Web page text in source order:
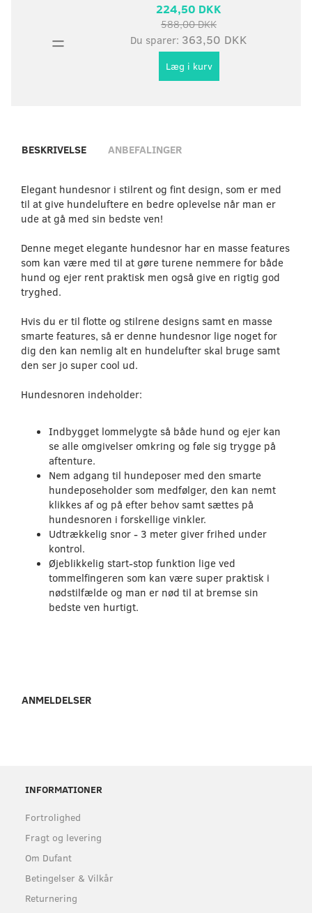
=
224,50 DKK
588,00 DKK
Du sparer: 363,50 DKK
Læg i kurv
BESKRIVELSE ANBEFALINGER
Elegant hundesnor i stilrent og fint design, som er med
til at give hundeluftere en bedre oplevelse når man er
ude at gå med sin bedste ven!
Denne meget elegante hundesnor har en masse features
som kan være med til at gøre turene nemmere for både
hund og ejer rent praktisk men også give en rigtig god
tryghed.
Hvis du er til flotte og stilrene designs samt en masse
smarte features, så er denne hundesnor lige noget for
dig den kan nemlig alt en hundelufter skal bruge samt
den ser jo super cool ud.
Hundesnoren indeholder:
Indbygget lommelygte så både hund og ejer kan
se alle omgivelser omkring og føle sig trygge på
aftenture.
Nem adgang til hundeposer med den smarte
hundeposeholder som medfølger, den kan nemt
klikkes af og på efter behov samt sættes på
hundesnoren i forskellige vinkler.
Udtrækkelig snor - 3 meter giver frihed under
kontrol.
Øjeblikkelig start-stop funktion lige ved
tommelfingeren som kan være super praktisk i
nødstilfælde og man er nød til at bremse sin
bedste ven hurtigt.
ANMELDELSER
INFORMATIONER
Fortrolighed
Fragt og levering
Om Dufant
Betingelser & Vilkår
Returnering